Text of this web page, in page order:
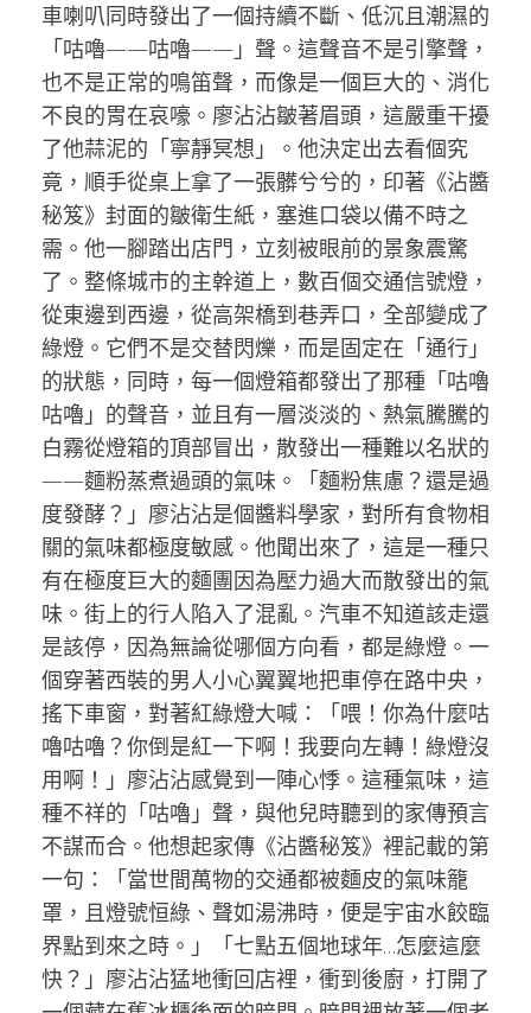
車喇叭同時發出了一個持續不斷、低沉且潮濕的
「咕嚕——咕嚕——」聲。這聲音不是引擎聲，
也不是正常的鳴笛聲，而像是一個巨大的、消化
不良的胃在哀嚎。廖沾沾皺著眉頭，這嚴重干擾
了他蒜泥的「寧靜冥想」。他決定出去看個究
竟，順手從桌上拿了一張髒兮兮的，印著《沾醬
秘笈》封面的皺衛生紙，塞進口袋以備不時之
需。他一腳踏出店門，立刻被眼前的景象震驚
了。整條城市的主幹道上，數百個交通信號燈，
從東邊到西邊，從高架橋到巷弄口，全部變成了
綠燈。它們不是交替閃爍，而是固定在「通行」
的狀態，同時，每一個燈箱都發出了那種「咕嚕
咕嚕」的聲音，並且有一層淡淡的、熱氣騰騰的
白霧從燈箱的頂部冒出，散發出一種難以名狀的
——麵粉蒸煮過頭的氣味。「麵粉焦慮？還是過
度發酵？」廖沾沾是個醬料學家，對所有食物相
關的氣味都極度敏感。他聞出來了，這是一種只
有在極度巨大的麵團因為壓力過大而散發出的氣
味。街上的行人陷入了混亂。汽車不知道該走還
是該停，因為無論從哪個方向看，都是綠燈。一
個穿著西裝的男人小心翼翼地把車停在路中央，
搖下車窗，對著紅綠燈大喊：「喂！你為什麼咕
嚕咕嚕？你倒是紅一下啊！我要向左轉！綠燈沒
用啊！」廖沾沾感覺到一陣心悸。這種氣味，這
種不祥的「咕嚕」聲，與他兒時聽到的家傳預言
不謀而合。他想起家傳《沾醬秘笈》裡記載的第
一句：「當世間萬物的交通都被麵皮的氣味籠
罩，且燈號恒綠、聲如湯沸時，便是宇宙水餃臨
界點到來之時。」「七點五個地球年…怎麼這麼
快？」廖沾沾猛地衝回店裡，衝到後廚，打開了